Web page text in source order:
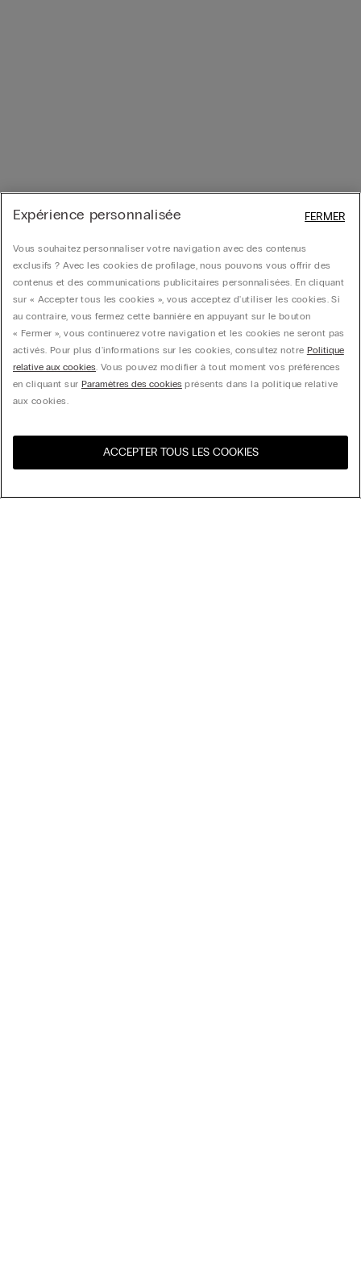
United States
Expérience personnalisée
Vous souhaitez personnaliser votre navigation avec des contenus
exclusifs ? Avec les cookies de profilage, nous pouvons vous offrir des
contenus et des communications publicitaires personnalisées. En cliquant
sur « Accepter tous les cookies », vous acceptez d'utiliser les cookies. Si
au contraire, vous fermez cette bannière en appuyant sur le bouton
« Fermer », vous continuerez votre navigation et les cookies ne seront pas
activés. Pour plus d'informations sur les cookies, consultez notre Politique
relative aux cookies. Vous pouvez modifier à tout moment vos préférences
en cliquant sur Paramètres des cookiesprésents dans la politique relative
aux cookies.
ACCEPTER TOUS LES COOKIES
FERMER